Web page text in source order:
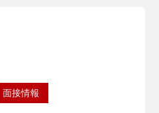
と同
学名と学部学科を答
しながら取り組んで
た、学校外で力を入
面接情報